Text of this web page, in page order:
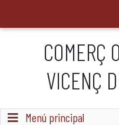
COMERÇ
VICENÇ
Commutador de navegació
Menú principal